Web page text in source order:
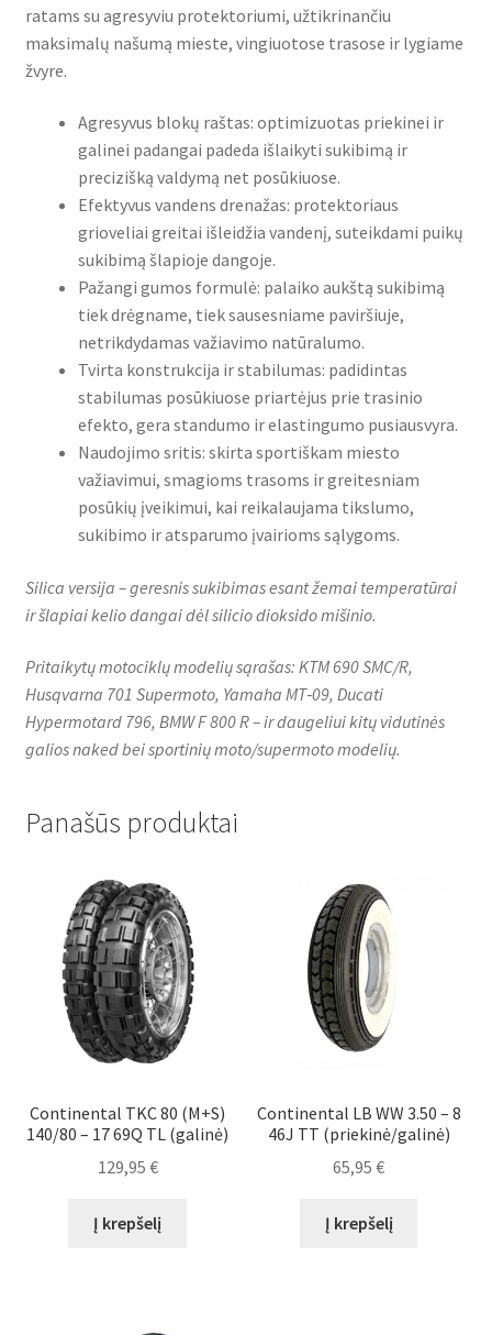
ratams su agresyviu protektoriumi, užtikrinančiu
maksimalų našumą mieste, vingiuotose trasose ir lygiame
žvyre.
Agresyvus blokų raštas: optimizuotas priekinei ir
galinei padangai padeda išlaikyti sukibimą ir
precizišką valdymą net posūkiuose.
Efektyvus vandens drenažas: protektoriaus
grioveliai greitai išleidžia vandenį, suteikdami puikų
sukibimą šlapioje dangoje.
Pažangi gumos formulė: palaiko aukštą sukibimą
tiek drėgname, tiek sausesniame paviršiuje,
netrikdydamas važiavimo natūralumo.
Tvirta konstrukcija ir stabilumas: padidintas
stabilumas posūkiuose priartėjus prie trasinio
efekto, gera standumo ir elastingumo pusiausvyra.
Naudojimo sritis: skirta sportiškam miesto
važiavimui, smagioms trasoms ir greitesniam
posūkių įveikimui, kai reikalaujama tikslumo,
sukibimo ir atsparumo įvairioms sąlygoms.
Silica versija – geresnis sukibimas esant žemai temperatūrai
ir šlapiai kelio dangai dėl silicio dioksido mišinio.
Pritaikytų motociklų modelių sąrašas: KTM 690 SMC/R,
Husqvarna 701 Supermoto, Yamaha MT‑09, Ducati
Hypermotard 796, BMW F 800 R – ir daugeliui kitų vidutinės
galios naked bei sportinių moto/supermoto modelių.
Panašūs produktai
Continental TKC 80 (M+S)
140/80 – 17 69Q TL (galinė)
129,95 €
Į krepšelį
Continental LB WW 3.50 – 8
46J TT (priekinė/galinė)
65,95€
Į krepšelį